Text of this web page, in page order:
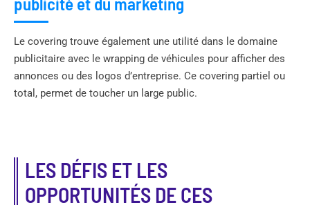
Le covering trouve également une utilité dans le domaine
publicitaire avec le wrapping de véhicules pour afficher des
annonces ou des logos d’entreprise. Ce covering partiel ou
total, permet de toucher un large public.
LES DÉFIS ET LES
OPPORTUNITÉS DE CES